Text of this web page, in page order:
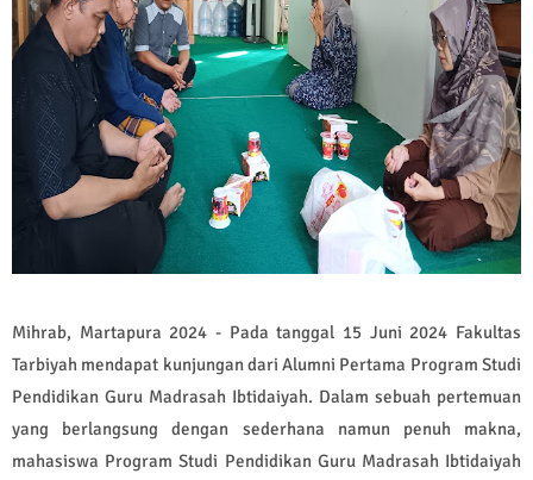
Mihrab, Martapura 2024 - Pada tanggal 15 Juni 2024 Fakultas
Tarbiyah mendapat kunjungan dari Alumni Pertama Program Studi
Pendidikan Guru Madrasah Ibtidaiyah. Dalam sebuah pertemuan
yang berlangsung dengan sederhana namun penuh makna,
mahasiswa Program Studi Pendidikan Guru Madrasah Ibtidaiyah